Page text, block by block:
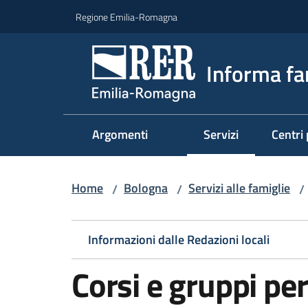
Regione Emilia-Romagna
Informa
Argomenti Servizi
Menu selezionato
Centri
Home / Bologna / Servizi alle famiglie /
Informazioni dalle Redazioni locali
Corsi e gruppi